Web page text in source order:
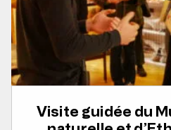
Visite guidée du